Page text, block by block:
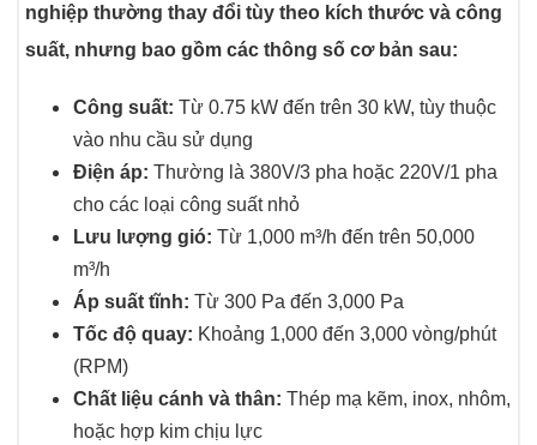
nghiệp thường thay đổi tùy theo kích thước và công
suất, nhưng bao gồm các thông số cơ bản sau:
Công suất:Từ 0.75 kW đến trên 30 kW, tùy thuộc
vào nhu cầu sử dụng
Điện áp:Thường là 380V/3 pha hoặc 220V/1 pha
cho các loại công suất nhỏ
Lưu lượng gió: Từ 1,000 m³/h đến trên 50,000
m³/h
Áp suất tĩnh: Từ 300 Pa đến 3,000 Pa
Tốc độ quay: Khoảng 1,000 đến 3,000 vòng/phút
(RPM)
Chất liệu cánh và thân: Thép mạ kẽm, inox, nhôm,
hoặc hợp kim chịu lực